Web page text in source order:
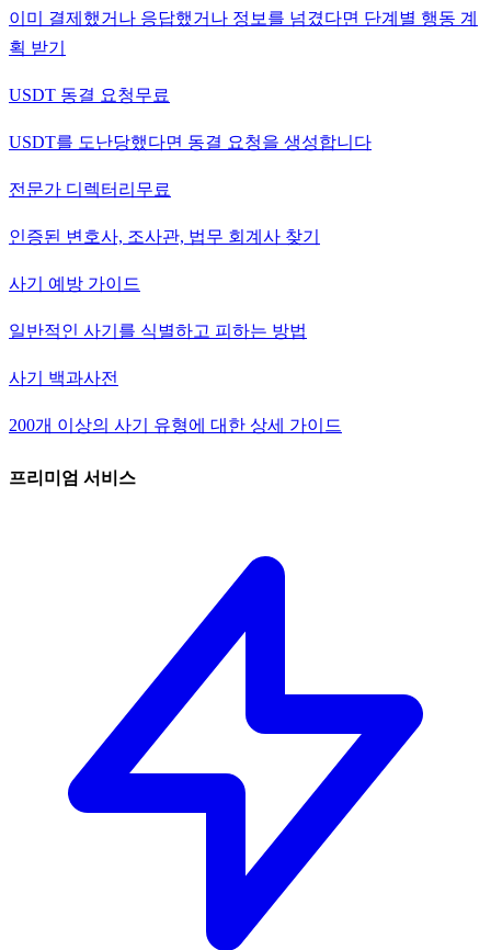
이미 결제했거나 응답했거나 정보를 넘겼다면 단계별 행동 계
획 받기
USDT 동결 요청무료
USDT를 도난당했다면 동결 요청을 생성합니다
전문가 디렉터리 무료
인증된 변호사, 조사관, 법무 회계사 찾기
사기 예방 가이드
일반적인 사기를 식별하고 피하는 방법
사기 백과사전
200개 이상의 사기 유형에 대한 상세 가이드
프리미엄 서비스